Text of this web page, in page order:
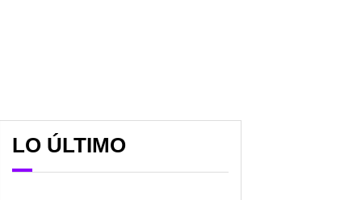
Surge otro problema con
LO ÚLTIMO